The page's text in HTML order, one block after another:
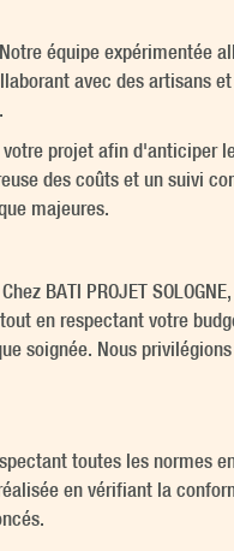
équipe expérimentée
avec des artisans
projet afin d'anticiper
des coûts et un suivi
majeures.
BATI PROJET
en respectant votre
soignée. Nous
toutes les normes
en vérifiant la